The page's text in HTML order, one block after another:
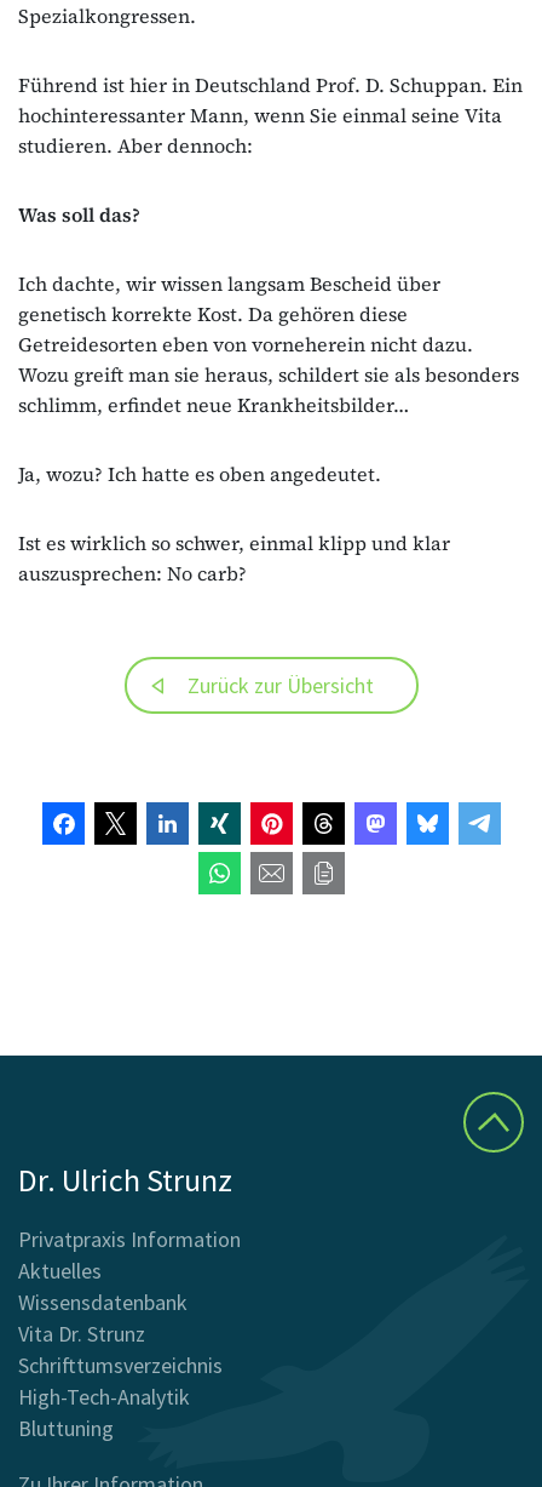
Spezialkongressen.
Führend ist hier in Deutschland Prof. D. Schuppan. Ein
hochinteressanter Mann, wenn Sie einmal seine Vita
studieren. Aber dennoch:
Was soll das?
Ich dachte, wir wissen langsam Bescheid über
genetisch korrekte Kost. Da gehören diese
Getreidesorten eben von vorneherein nicht dazu.
Wozu greift man sie heraus, schildert sie als besonders
schlimm, erfindet neue Krankheitsbilder…
Ja, wozu? Ich hatte es oben angedeutet.
Ist es wirklich so schwer, einmal klipp und klar
auszusprechen: No carb?
Zurück zur Übersicht
Dr. Ulrich Strunz
Privatpraxis Information
Aktuelles
Wissensdatenbank
Vita Dr. Strunz
Schrifttumsverzeichnis
High-Tech-Analytik
Bluttuning